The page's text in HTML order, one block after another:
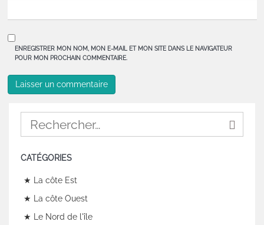
ENREGISTRER MON NOM, MON E-MAIL ET MON SITE DANS LE NAVIGATEUR
POUR MON PROCHAIN COMMENTAIRE.
CATÉGORIES
★ La côte Est
★ La côte Ouest
★ Le Nord de l'île